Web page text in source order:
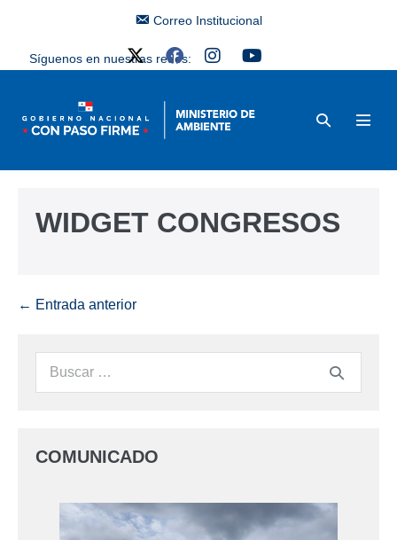
Correo Institucional
Síguenos en nuestras redes:
WIDGET CONGRESOS
← Entrada anterior
COMUNICADO